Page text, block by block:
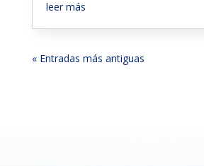
leer más
« Entradas más antiguas